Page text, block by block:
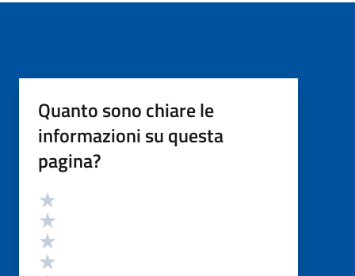
Quanto sono chiare le
informazioni su questa
pagina?
Valutazione